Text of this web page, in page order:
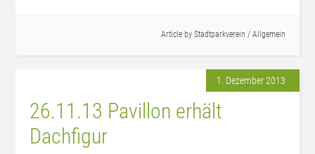
Article by Stadtparkverein / Allgemein
1. Dezember 2013
26.11.13 Pavillon erhält
Dachfigur